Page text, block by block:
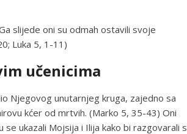
slijede oni su odmah ostavili svoje
Luka 5, 1-11)
učenicima
Njegovog unutarnjeg kruga, zajedno sa
kćer od mrtvih. (Marko 5, 35-43) Oni
ukazali Mojsija i Ilija kako bi razgovarali s